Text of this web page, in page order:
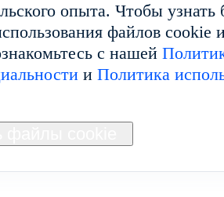
опыта. Чтобы
файлов cookie
с нашей
и Политика